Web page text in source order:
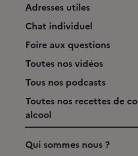
Adresses utiles
Chat individuel
Foire aux questions
Toutes nos vidéos
Tous nos podcasts
Toutes nos recettes de
alcool
Qui sommes nous ?